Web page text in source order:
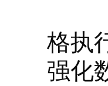
（
格执
强化